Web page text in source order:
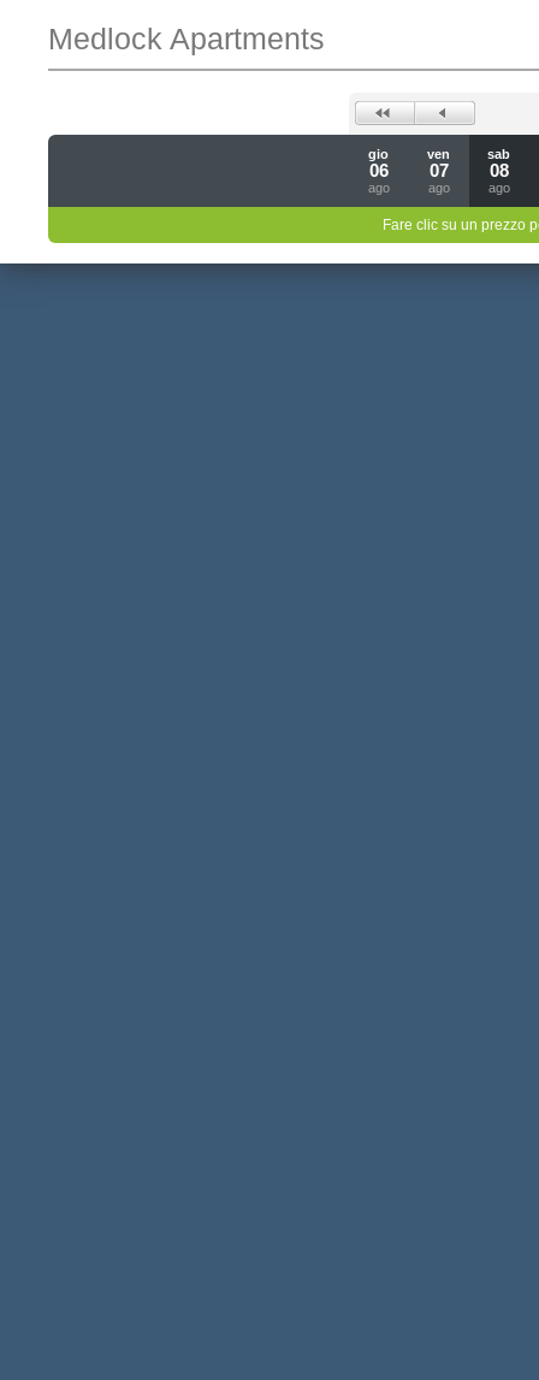
Medlock Apartments
gio
06
ago
ven
07
ago
sab
08
ago
Fare clic su un prezzo